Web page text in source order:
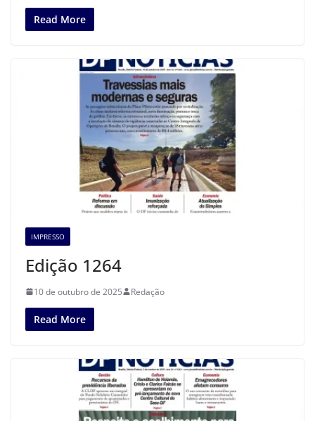
Read More
IMPRESSO
Edição 1264
10 de outubro de 2025 Redação
Read More